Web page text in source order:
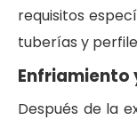
requisitos
tuberías y
Después de la